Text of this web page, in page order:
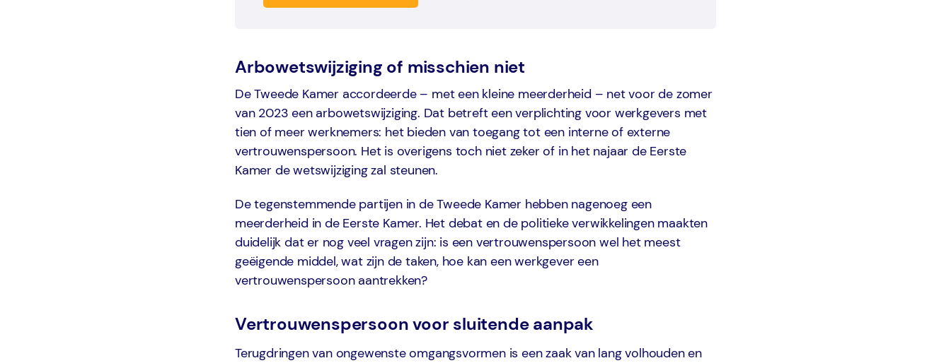
Arbowetswijziging of misschien niet
De Tweede Kamer accordeerde – met een kleine meerderheid – net voor de zomer
van 2023 een arbowetswijziging. Dat betreft een verplichting voor werkgevers met
tien of meer werknemers: het bieden van toegang tot een interne of externe
vertrouwenspersoon. Het is overigens toch niet zeker of in het najaar de Eerste
Kamer de wetswijziging zal steunen.
De tegenstemmende partijen in de Tweede Kamer hebben nagenoeg een
meerderheid in de Eerste Kamer. Het debat en de politieke verwikkelingen maakten
duidelijk dat er nog veel vragen zijn: is een vertrouwenspersoon wel het meest
geëigende middel, wat zijn de taken, hoe kan een werkgever een
vertrouwenspersoon aantrekken?
Vertrouwenspersoon voor sluitende aanpak
Terugdringen van ongewenste omgangsvormen is een zaak van lang volhouden en